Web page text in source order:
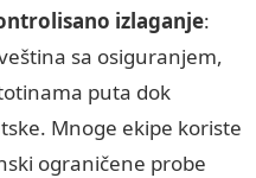
izlaganje:
sa osiguranjem,
puta dok
Mnoge ekipe koriste
ograničene probe